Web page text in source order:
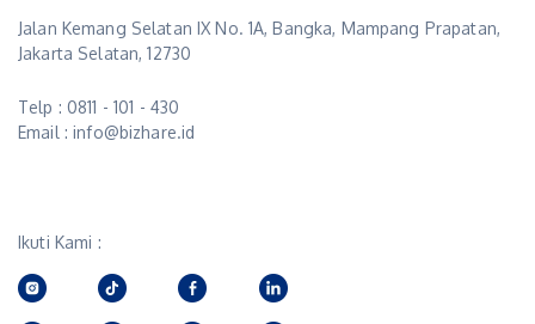
Jalan Kemang Selatan IX No. 1A, Bangka, Mampang Prapatan,
Jakarta Selatan, 12730
Telp : 0811 - 101 - 430
Email : info@bizhare.id
Ikuti Kami :